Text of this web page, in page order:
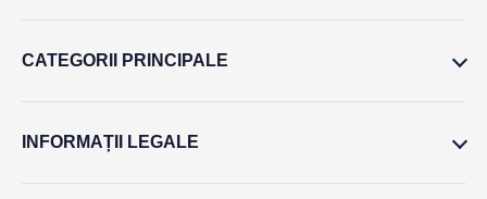
CATEGORII PRINCIPALE
INFORMAȚII LEGALE